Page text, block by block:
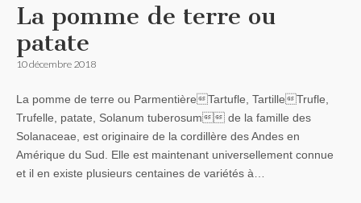
La pomme de terre ou
patate
10 décembre 2018
La pomme de terre ou ParmentièreTartufle, TartilleTrufle,
Trufelle, patate, Solanum tuberosum de la famille des
Solanaceae, est originaire de la cordillère des Andes en
Amérique du Sud. Elle est maintenant universellement connue
et il en existe plusieurs centaines de variétés à…